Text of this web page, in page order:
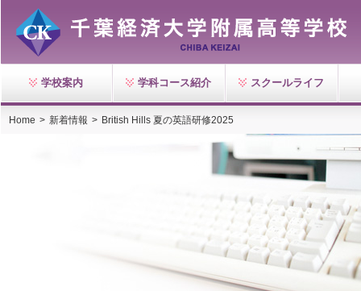
学校案内 学科コース紹介 スクールライフ
Home > 新着情報 > British Hills 夏の英語研修2025